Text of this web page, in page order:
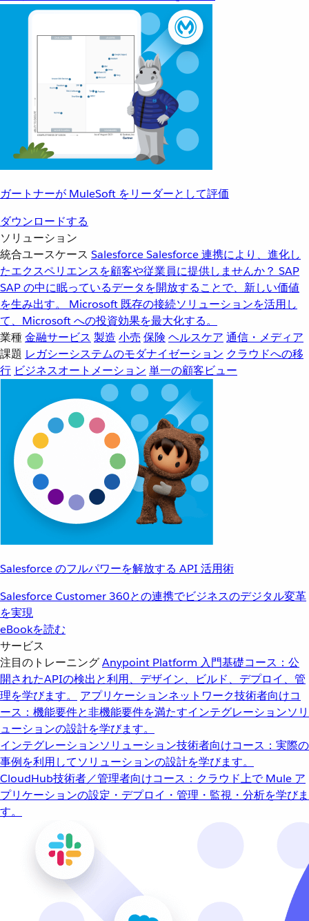
ガートナーが MuleSoft をリーダーとして評価
ダウンロードする
ソリューション
統合ユースケース SalesforceSalesforce 連携により、進化し
たエクスペリエンスを顧客や従業員に提供しませんか？ SAP
SAP の中に眠っているデータを開放することで、新しい価値
を生み出す。
Microsoft 既存の接続ソリューションを活用し
て、Microsoft への投資効果を最大化する。
業種金融サービス 製造 小売 保険 ヘルスケア 通信・メディア
課題 レガシーシステムのモダナイゼーション クラウドへの移
行 ビジネスオートメーション 単一の顧客ビュー
Salesforce のフルパワーを解放する API 活用術
Salesforce Customer 360との連携でビジネスのデジタル変革
を実現
eBookを読む
サービス
注目のトレーニングAnypoint Platform 入門基礎コース：公
開されたAPIの検出と利用、デザイン、ビルド、デプロイ、管
理を学びます。
アプリケーションネットワーク技術者向けコ
ース：機能要件と非機能要件を満たすインテグレーションソリ
ューションの設計を学びます。
インテグレーションソリューション技術者向けコース：実際の
事例を利用してソリューションの設計を学びます。
CloudHub技術者／管理者向けコース：クラウド上で Mule ア
プリケーションの設定・デプロイ・管理・監視・分析を学びま
す。